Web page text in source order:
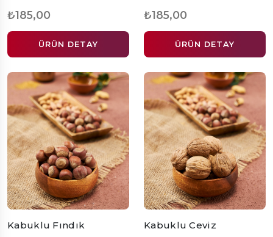
₺185,00
ÜRÜN DETAY
₺185,00
ÜRÜN DETAY
Kabuklu Fındık Kabuklu Ceviz